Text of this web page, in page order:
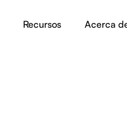
Recursos Acerca